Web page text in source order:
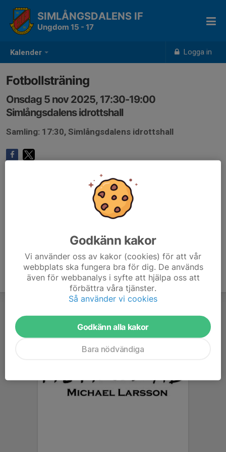
Kalender Logga in
SIMLÅNGSDALENS IF
Ungdom 15 - 17
Fotbollsträning
Onsdag 5 nov 2025, 17:30-19:00
Simlångsdalens idrottshall
Samling: 17:30, Simlångsdalens idrottshall
Godkänn kakor
Vi använder oss av kakor (cookies) för att vår
webbplats ska fungera bra för dig. De används
även för webbanalys i syfte att hjälpa oss att
förbättra våra tjänster.
Så använder vi cookies
Godkänn alla kakor
Bara nödvändiga